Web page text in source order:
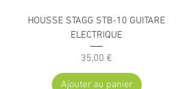
HOUSSE STAGG STB-10 GUITARE
ELECTRIQUE
Prix
35,00 €
Ajouter au panier